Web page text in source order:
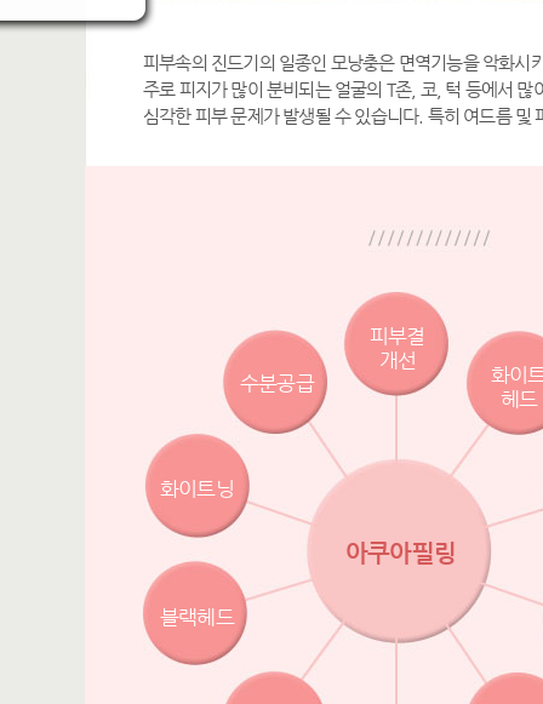
피부속의 진드기의 일종인 모낭충은 면역기능을 악화시
주로 피지가 많이 분비되는 얼굴의 T존, 코, 턱 등에서
심각한 피부 문제가 발생될 수 있습니다. 특히 여드름
아쿠아필링
피부결
개선
화이
헤드
블랙헤드
화이트닝
수분공급